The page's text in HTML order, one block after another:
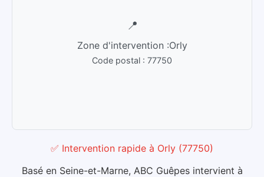
📍
Zone d'intervention :Orly
Code postal : 77750
✅ Intervention rapide à Orly (77750)
Basé en Seine-et-Marne, ABC Guêpes intervient à